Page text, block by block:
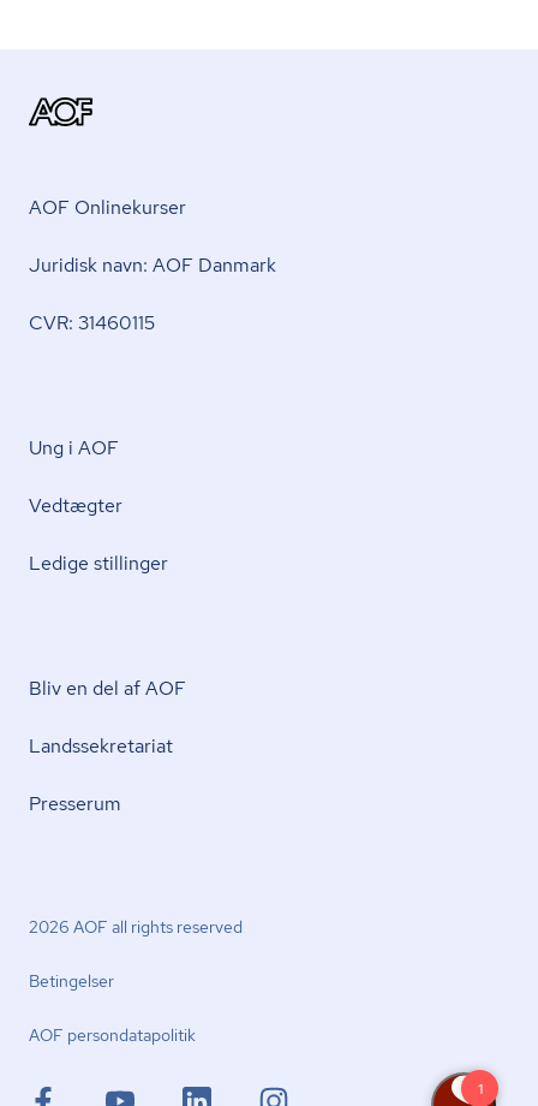
AOF Onlinekurser
Juridisk navn: AOF Danmark
CVR: 31460115
Ung i AOF
Vedtægter
Ledige stillinger
Bliv en del af AOF
Lands­se­kre­ta­ri­at
Presserum
2026 AOF all rights reserved
Betingelser
AOF per­son­da­ta­po­li­tik